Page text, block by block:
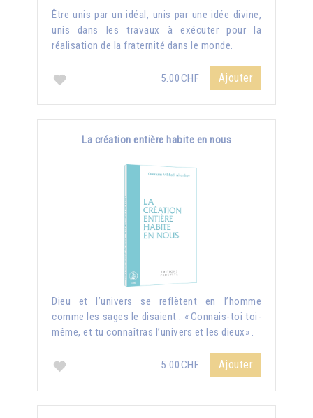
Être unis par un idéal, unis par une idée divine,
unis dans les travaux à exécuter pour la
réalisation de la fraternité dans le monde.
5.00CHF Ajouter
La création entière habite en nous
Dieu et l’univers se reflètent en l’homme
comme les sages le disaient : « Connais-toi toi-
même, et tu connaîtras l’univers et les dieux» .
5.00CHF Ajouter